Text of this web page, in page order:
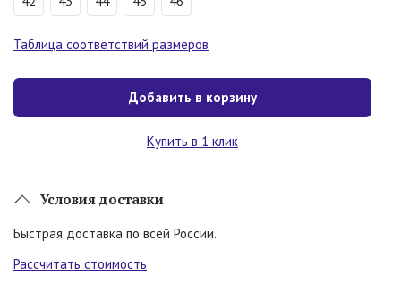
Таблица соответствий размеров
Добавить в корзину
Купить в 1 клик
Условия доставки
Быстрая доставка по всей России.
Рассчитать стоимость